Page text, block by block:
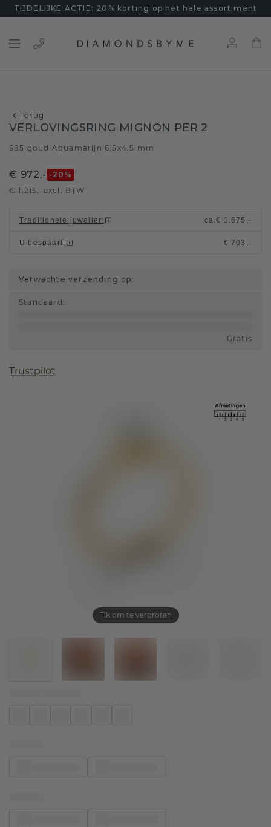
TIJDELIJKE ACTIE: 20% korting op het hele assortiment
Terug
Tik om te vergroten
VERLOVINGSRING MIGNON PER 2
585 goud Aquamarijn 6.5x4.5 mm
€ 972,- -20 %
€ 1.215,-excl. BTW
Traditionele juwelier: ca.€ 1.675,-
U bespaart: € 703,-
Verwachte verzending op:
Standaard :
Gratis
Trustpilot